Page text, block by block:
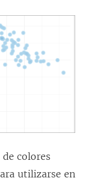
colores
utilizarse en